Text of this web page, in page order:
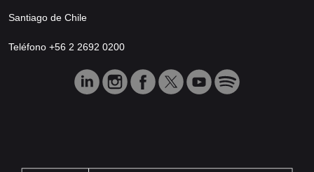
Santiago de Chile
Teléfono +56 2 2692 0200